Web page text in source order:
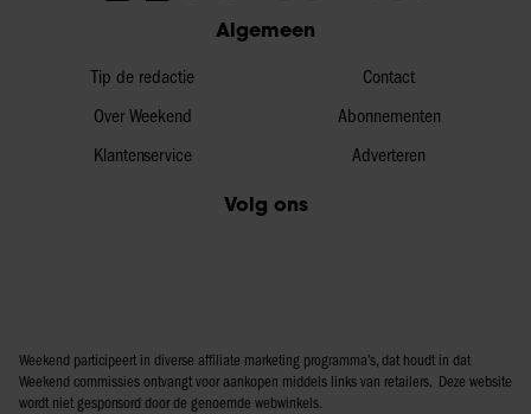
Algemeen
Tip de redactie
Over Weekend
Klantenservice
Contact
Abonnementen
Adverteren
Volg ons
Weekend participeert in diverse affiliate marketing programma’s, dat houdt in dat
Weekend commissies ontvangt voor aankopen middels links van retailers. Deze website
wordt niet gesponsord door de genoemde webwinkels.